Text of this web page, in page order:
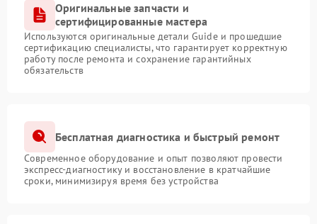
Оригинальные запчасти и
сертифицированные мастера
Используются оригинальные детали Guide и прошедшие
сертификацию специалисты, что гарантирует корректную
работу после ремонта и сохранение гарантийных
обязательств
Бесплатная диагностика и быстрый ремонт
Современное оборудование и опыт позволяют провести
экспресс-диагностику и восстановление в кратчайшие
сроки, минимизируя время без устройства